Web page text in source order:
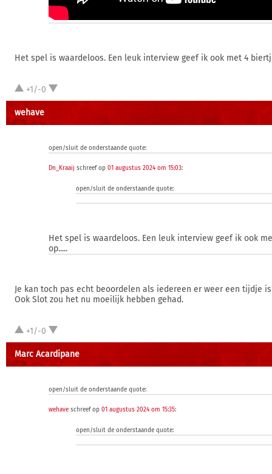
Het spel is waardeloos. Een leuk interview geef ik ook met 4
+1/-0
wehave
open/sluit de onderstaande quote:
Dn_Kraaij schreef op 01 augustus 2024 om 15:03:
open/sluit de onderstaande quote:
Het spel is waardeloos. Een leuk interview geef ik ook
op.....
Je kan toch pas echt beoordelen als iedereen er weer een tijdje
Ook Slot zou het nu moeilijk hebben gehad.
+1/-0
Marc Acardipane
open/sluit de onderstaande quote:
wehave schreef op 01 augustus 2024 om 15:35:
open/sluit de onderstaande quote: